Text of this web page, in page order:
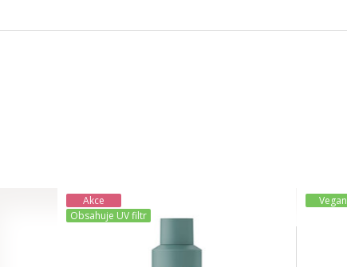
Akce
Obsahuje UV filtr
Vegan